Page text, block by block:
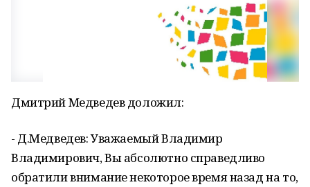
Дмитрий Медведев доложил:
- Д.Медведев: Уважаемый Владимир
Владимирович, Вы абсолютно справедливо
обратили внимание некоторое время назад на то,